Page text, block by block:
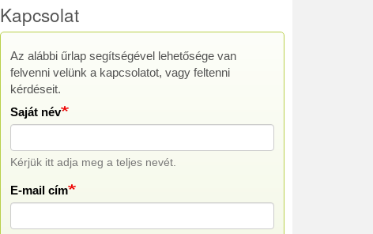
Kapcsolat
Kapcsolat
Az alábbi űrlap segítségével lehetősége van
felvenni velünk a kapcsolatot, vagy feltenni
kérdéseit.
Saját név
Kérjük itt adja meg a teljes nevét.
E-mail cím